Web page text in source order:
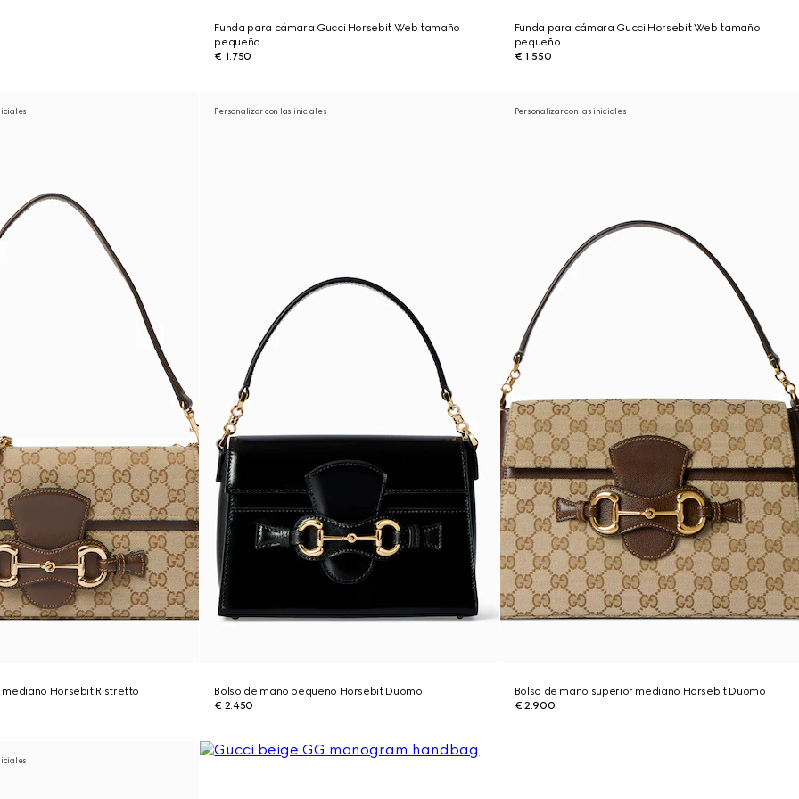
Funda para cámara Gucci Horsebit Web tamaño
pequeño
€ 1.750
Funda para cámara Gucci Horsebit Web tamaño
pequeño
€ 1.550
Horsebit Ristretto
Personalizar con las iniciales
Bolso de mano pequeño Horsebit Duomo
€ 2.450
Personalizar con las iniciales
Bolso de mano superior mediano Horsebit Duomo
€ 2.900